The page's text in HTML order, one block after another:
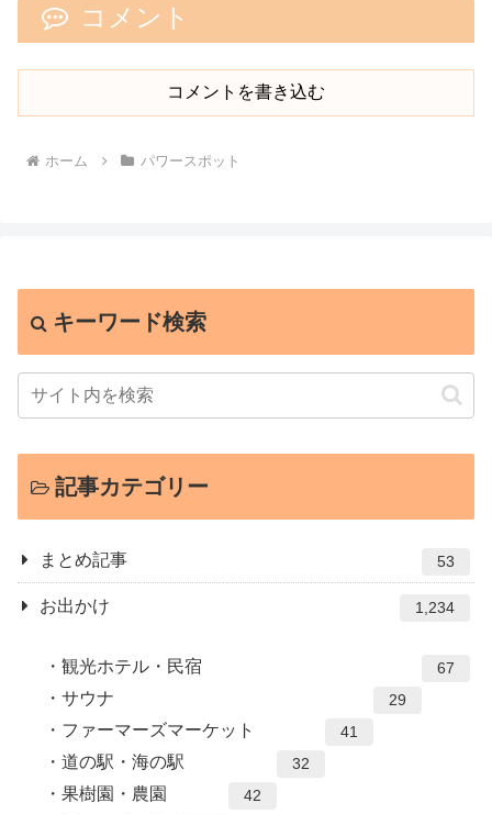
コメント
コメントを書き込む
ホーム パワースポット
キーワード検索
記事カテゴリー
まとめ記事 53
お出かけ 1,234
観光ホテル・民宿 67
サウナ 29
ファーマーズマーケット 41
道の駅・海の駅 32
果樹園・農園 42